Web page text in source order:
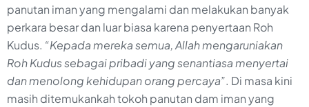
panutan iman yang mengalami dan melakukan banyak
perkara besar dan luar biasa karena penyertaan Roh
Kudus. “Kepada mereka semua, Allah mengaruniakan
Roh Kudus sebagai pribadi yang senantiasa menyertai
dan menolong kehidupan orang percaya”. Di masa kini
masih ditemukankah tokoh panutan dam iman yang